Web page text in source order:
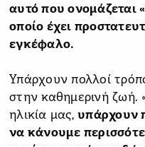
αυτό που ονομάζεται
οποίο έχει
εγκέφαλο.
Υπάρχουν πολλοί
στην καθημερινή ζωή.
ηλικία μας, υπάρχουν
να κάνουμε